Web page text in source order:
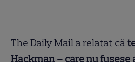
The Daily Mail a relatat că
Hackman – care nu fusese